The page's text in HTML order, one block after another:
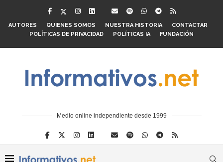
AUTORES QUIENES SOMOS NUESTRA HISTORIA
CONTACTAR
POLÍTICAS DE PRIVACIDAD
POLÍTICAS IA FUNDACIÓN
Medio online independiente desde 1999